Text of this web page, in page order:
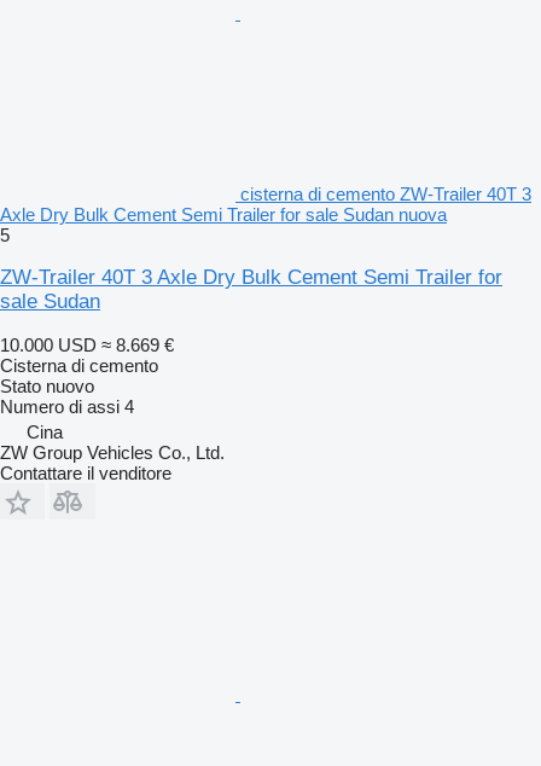
cisterna di cemento ZW-Trailer 40T 3
Axle Dry Bulk Cement Semi Trailer for sale Sudan nuova
5
ZW-Trailer 40T 3 Axle Dry Bulk Cement Semi Trailer for
sale Sudan
10.000 USD ≈ 8.669 €
Cisterna di cemento
Stato nuovo
Numero di assi 4
Cina
ZW Group Vehicles Co., Ltd.
Contattare il venditore